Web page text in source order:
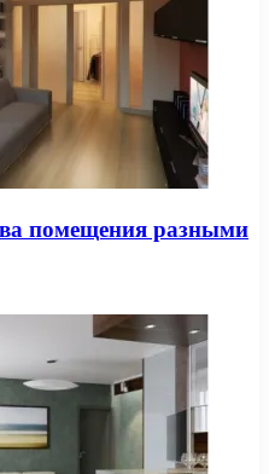
помещения разными